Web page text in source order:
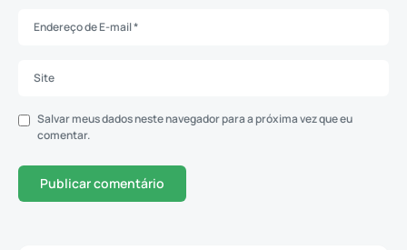
Salvar meus dados neste navegador para a próxima vez que eu
comentar.